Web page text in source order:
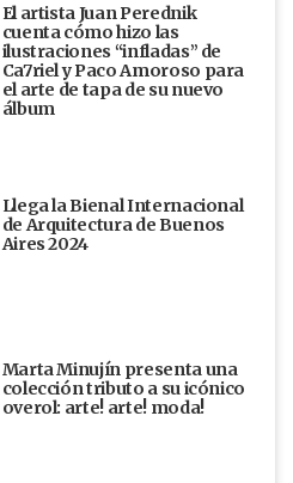
El artista Juan Perednik
cuenta cómo hizo las
ilustraciones “infladas” de
Ca7riel y Paco Amoroso para
el arte de tapa de su nuevo
álbum
Llega la Bienal Internacional
de Arquitectura de Buenos
Aires 2024
Marta Minujín presenta una
colección tributo a su icónico
overol: arte! arte! moda!